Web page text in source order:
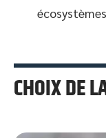
CHOIX DE